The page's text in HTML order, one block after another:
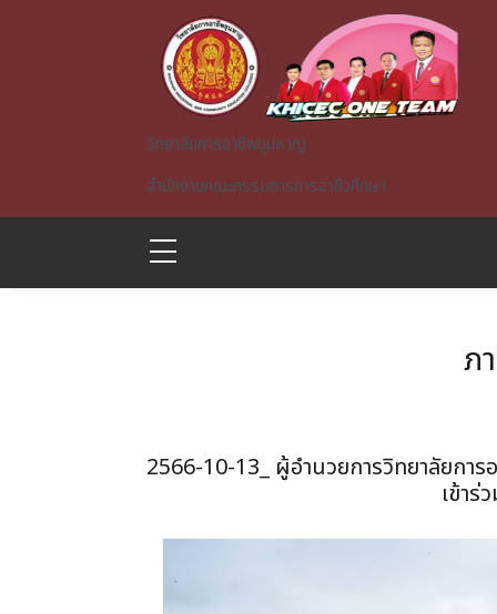
วิทยาลัยการอาชีพขุนหาญ
สำนักงานคณะกรรมการการอาชีวศึกษา
ภ
2566-10-13_ ผู้อำนวยการวิทยาลัยก
เข้าร่